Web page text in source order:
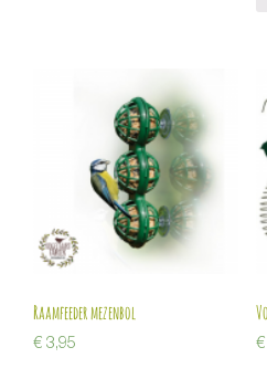
Raamfeeder mezenbol
€ 3,95 €